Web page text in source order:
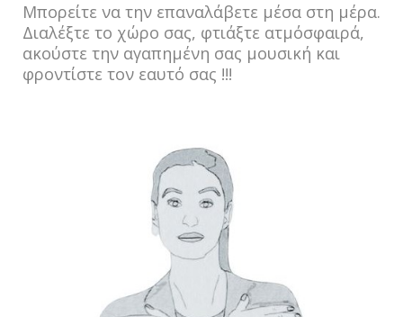
Μπορείτε να την επαναλάβετε μέσα στη μέρα.
Διαλέξτε το χώρο σας, φτιάξτε ατμόσφαιρά,
ακούστε την αγαπημένη σας μουσική και
φροντίστε τον εαυτό σας !!!